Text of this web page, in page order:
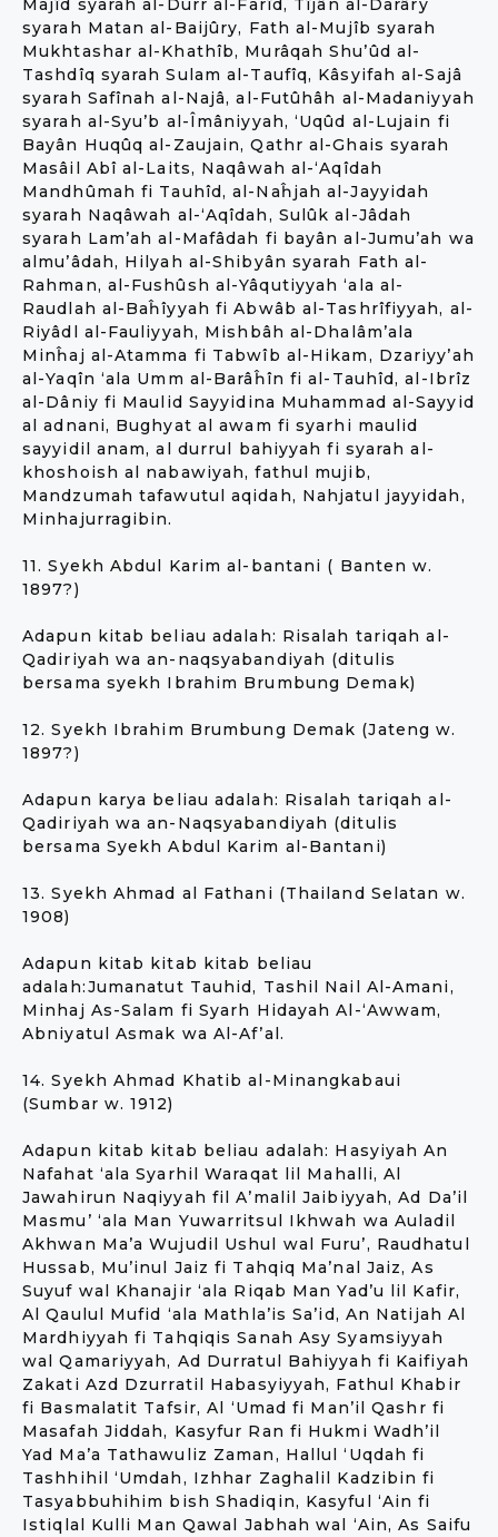
Majîd syarah al-Durr al-Farîd, Tîjân al-Darâry
syarah Matan al-Baijûry, Fath al-Mujîb syarah
Mukhtashar al-Khathîb, Murâqah Shu’ûd al-
Tashdîq syarah Sulam al-Taufîq, Kâsyifah al-Sajâ
syarah Safînah al-Najâ, al-Futûhâh al-Madaniyyah
syarah al-Syu’b al-Îmâniyyah, ‘Uqûd al-Lujain fi
Bayân Huqûq al-Zaujain, Qathr al-Ghais syarah
Masâil Abî al-Laits, Naqâwah al-‘Aqîdah
Mandhûmah fi Tauhîd, al-Naĥjah al-Jayyidah
syarah Naqâwah al-‘Aqîdah, Sulûk al-Jâdah
syarah Lam’ah al-Mafâdah fi bayân al-Jumu’ah wa
almu’âdah, Hilyah al-Shibyân syarah Fath al-
Rahman, al-Fushûsh al-Yâqutiyyah ‘ala al-
Raudlah al-Baĥîyyah fi Abwâb al-Tashrîfiyyah, al-
Riyâdl al-Fauliyyah, Mishbâh al-Dhalâm’ala
Minĥaj al-Atamma fi Tabwîb al-Hikam, Dzariyy’ah
al-Yaqîn ‘ala Umm al-Barâĥîn fi al-Tauhîd, al-Ibrîz
al-Dâniy fi Maulid Sayyidina Muhammad al-Sayyid
al adnani, Bughyat al awam fi syarhi maulid
sayyidil anam, al durrul bahiyyah fi syarah al-
khoshoish al nabawiyah, fathul mujib,
Mandzumah tafawutul aqidah, Nahjatul jayyidah,
Minhajurragibin.
11. Syekh Abdul Karim al-bantani ( Banten w.
1897?)
Adapun kitab beliau adalah: Risalah tariqah al-
Qadiriyah wa an-naqsyabandiyah (ditulis
bersama syekh Ibrahim Brumbung Demak)
12. Syekh Ibrahim Brumbung Demak (Jateng w.
1897?)
Adapun karya beliau adalah: Risalah tariqah al-
Qadiriyah wa an-Naqsyabandiyah (ditulis
bersama Syekh Abdul Karim al-Bantani)
13. Syekh Ahmad al Fathani (Thailand Selatan w.
1908)
Adapun kitab kitab kitab beliau
adalah:Jumanatut Tauhid, Tashil Nail Al-Amani,
Minhaj As-Salam fi Syarh Hidayah Al-‘Awwam,
Abniyatul Asmak wa Al-Af’al.
14. Syekh Ahmad Khatib al-Minangkabaui
(Sumbar w. 1912)
Adapun kitab kitab beliau adalah: Hasyiyah An
Nafahat ‘ala Syarhil Waraqat lil Mahalli, Al
Jawahirun Naqiyyah fil A’malil Jaibiyyah, Ad Da’il
Masmu’ ‘ala Man Yuwarritsul Ikhwah wa Auladil
Akhwan Ma’a Wujudil Ushul wal Furu’, Raudhatul
Hussab, Mu’inul Jaiz fi Tahqiq Ma’nal Jaiz, As
Suyuf wal Khanajir ‘ala Riqab Man Yad’u lil Kafir,
Al Qaulul Mufid ‘ala Mathla’is Sa’id, An Natijah Al
Mardhiyyah fi Tahqiqis Sanah Asy Syamsiyyah
wal Qamariyyah, Ad Durratul Bahiyyah fi Kaifiyah
Zakati Azd Dzurratil Habasyiyyah, Fathul Khabir
fi Basmalatit Tafsir, Al ‘Umad fi Man’il Qashr fi
Masafah Jiddah, Kasyfur Ran fi Hukmi Wadh’il
Yad Ma’a Tathawuliz Zaman, Hallul ‘Uqdah fi
Tashhihil ‘Umdah, Izhhar Zaghalil Kadzibin fi
Tasyabbuhihim bish Shadiqin, Kasyful ‘Ain fi
Istiqlal Kulli Man Qawal Jabhah wal ‘Ain, As Saifu